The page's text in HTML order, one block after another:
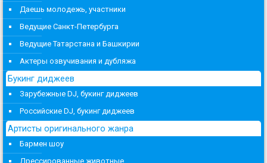
Даешь молодежь, участники
Ведущие Санкт-Петербурга
Ведущие Татарстана и Башкирии
Актеры озвучивания и дубляжа
Букинг диджеев
Зарубежные DJ, букинг диджеев
Российские DJ, букинг диджеев
Артисты оригинального жанра
Бармен шоу
Дрессированные животные